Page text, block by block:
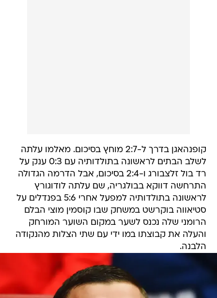
קופנהאגן בדרך ל-2:7 מוחץ בסיכום. מאלמו עלתה
לשלב הבתים לראשונה בתולדותיה עם 0:3 ענק על
רד בול זלצבורג ו-2:4 בסיכום, אבל הדרמה הגדולה
התרחשה דווקא בבולגריה, שם עלתה לודוגורץ
לראשונה בתולדותיה למפעל אחרי 5:6 בפנדלים על
סטיאווה בוקרשט במשחק שבו קוסמין מוצי הבלם
הרומני שלה נכנס לשער במקום השוער המורחק
והעלה את קבוצתו במו ידי עם שתי הצלות מהנקודה
הלבנה.